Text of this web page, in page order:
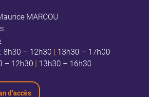
MARCOU
: 8h30 – 12h30 | 13h30 – 17h00
– 12h30 | 13h30 – 16h30
d’accès